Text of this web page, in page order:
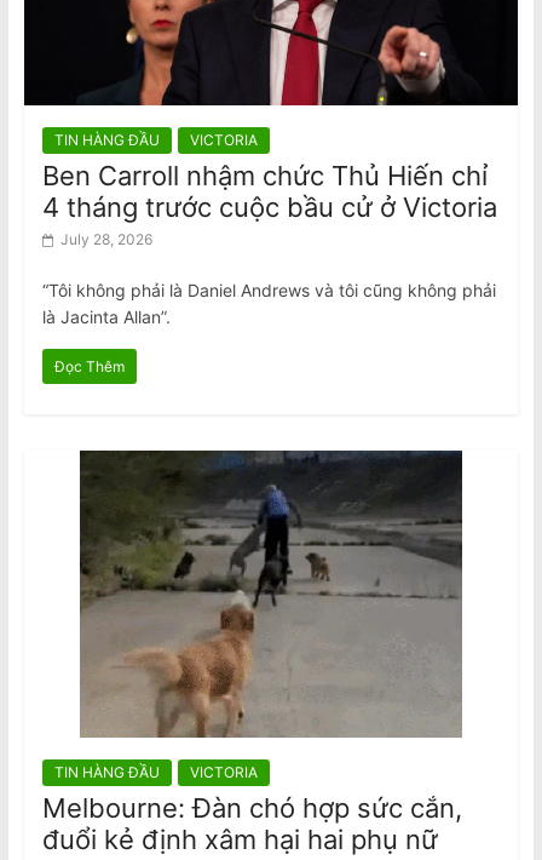
TIN HÀNG ĐẦU VICTORIA
Ben Carroll nhậm chức Thủ Hiến chỉ
4 tháng trước cuộc bầu cử ở Victoria
July 28, 2026
“Tôi không phải là Daniel Andrews và tôi cũng không phải
là Jacinta Allan”.
Đọc Thêm
TIN HÀNG ĐẦU VICTORIA
Melbourne: Đàn chó hợp sức cắn,
đuổi kẻ định xâm hại hai phụ nữ